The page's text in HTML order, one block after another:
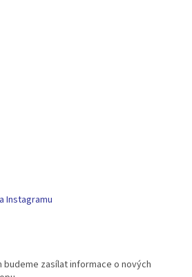
Instagramu
budeme zasílat informace o nových